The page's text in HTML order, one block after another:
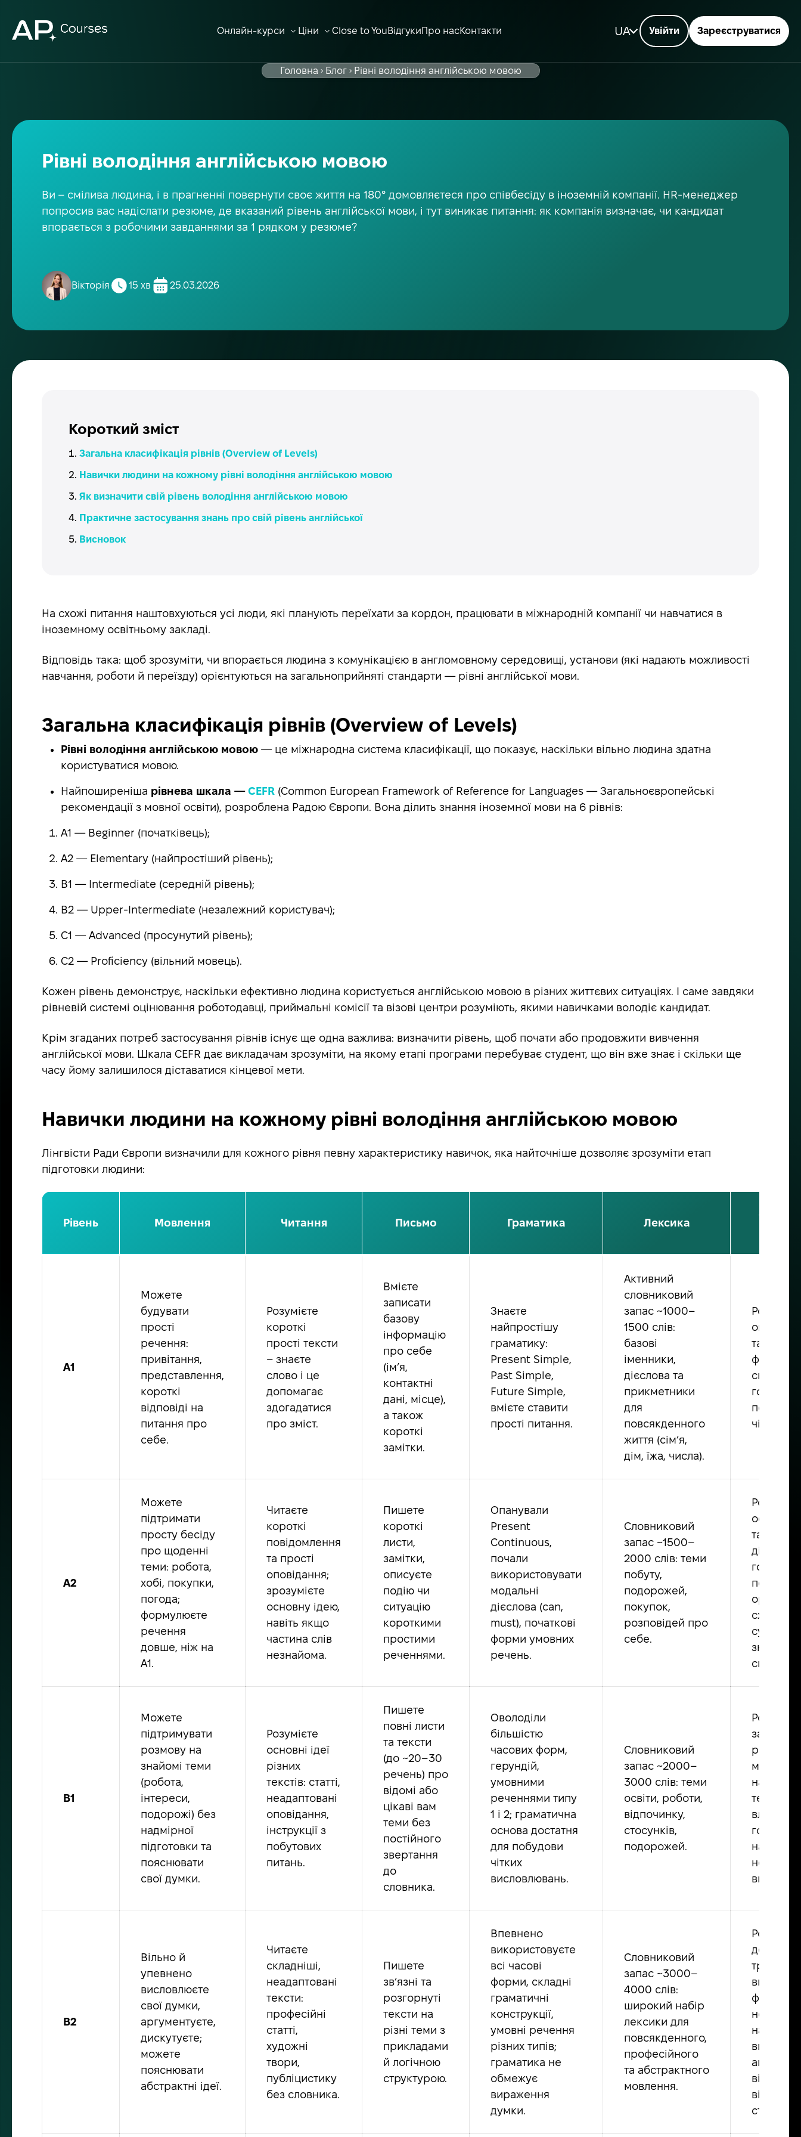
Онлайн-курси ВІДКРИТИ ПІДМЕНЮ
Ціни ВІДКРИТИ ПІДМЕНЮ
Close to YouВідгукиПро насКонтакти UA Увійти Зареєструватися
Головна Блог Рівні володіння англійською мовою
Рівні володіння англійською мовою
Ви – смілива людина, і в прагненні повернути своє життя на 180° домовляєтеся про співбесіду в іноземній компанії. HR-менеджер
попросив вас надіслати резюме, де вказаний рівень англійської мови, і тут виникає питання: як компанія визначає, чи кандидат
впорається з робочими завданнями за 1 рядком у резюме?
Вікторія 15 хв 25.03.2026
Короткий зміст
Загальна класифікація рівнів (Overview of Levels)
Навички людини на кожному рівні володіння англійською мовою
Як визначити свій рівень володіння англійською мовою
Практичне застосування знань про свій рівень англійської
Висновок
На схожі питання наштовхуються усі люди, які планують переїхати за кордон, працювати в міжнародній компанії чи навчатися в
іноземному освітньому закладі.
Відповідь така: щоб зрозуміти, чи впорається людина з комунікацією в англомовному середовищі, установи (які надають можливості
навчання, роботи й переїзду) орієнтуються на загальноприйняті стандарти — рівні англійської мови.
Загальна класифікація рівнів (Overview of Levels)
Рівні володіння англійською мовою — це міжнародна система класифікації, що показує, наскільки вільно людина здатна
користуватися мовою.
Найпоширеніша рівнева шкала — CEFR (Common European Framework of Reference for Languages — Загальноєвропейські
рекомендації з мовної освіти), розроблена Радою Європи. Вона ділить знання іноземної мови на 6 рівнів:
A1 — Beginner (початківець);
A2 — Elementary (найпростіший рівень);
B1 — Intermediate (середній рівень);
B2 — Upper-Intermediate (незалежний користувач);
C1 — Advanced (просунутий рівень);
C2 — Proficiency (вільний мовець).
Кожен рівень демонструє, наскільки ефективно людина користується англійською мовою в різних життєвих ситуаціях. І саме завдяки
рівневій системі оцінювання роботодавці, приймальні комісії та візові центри розуміють, якими навичками володіє кандидат.
Крім згаданих потреб застосування рівнів існує ще одна важлива: визначити рівень, щоб почати або продовжити вивчення
англійської мови. Шкала CEFR дає викладачам зрозуміти, на якому етапі програми перебуває студент, що він вже знає і скільки ще
часу йому залишилося діставатися кінцевої мети.
Навички людини на кожному рівні володіння англійською мовою
Лінгвісти Ради Європи визначили для кожного рівня певну характеристику навичок, яка найточніше дозволяє зрозуміти етап
підготовки людини:
Рівень Мовлення Читання Письмо Граматика Лексика
A1
Можете
будувати
прості
речення:
привітання,
представлення,
короткі
відповіді на
питання про
себе.
Розумієте
короткі
прості тексти
– знаєте
слово і це
допомагає
здогадатися
про зміст.
Вмієте
записати
базову
інформацію
про себе
(ім’я,
контактні
дані, місце),
а також
короткі
замітки.
Знаєте
найпростішу
граматику:
Present Simple,
Past Simple,
Future Simple,
вмієте ставити
прості питання.
Активний
словниковий
запас ~1000–
1500 слів:
базові
іменники,
дієслова та
прикметники
для
повсякденного
життя (сім’я,
дім, їжа, числа).
окремі
та
фрази,
говорить
чітко.
A2
Можете
підтримати
просту бесіду
про щоденні
теми: робота,
хобі, покупки,
погода;
формулюєте
речення
довше, ніж на
A1.
Читаєте
короткі
повідомлення
та прості
оповідання;
зрозумієте
основну ідею,
навіть якщо
частина слів
незнайома.
Пишете
короткі
листи,
замітки,
описуєте
подію чи
ситуацію
короткими
простими
реченнями.
Опанували
Present
Continuous,
почали
використовувати
модальні
дієслова (can,
must), початкові
форми умовних
речень.
Словниковий
запас ~1500–
2000 слів: теми
побуту,
подорожей,
покупок,
розповідей про
себе.
основні
та прості
діалоги,
говорять
повільно;
суть у
B1
Можете
підтримувати
розмову на
знайомі теми
(робота,
інтереси,
подорожі) без
надмірної
підготовки та
пояснювати
свої думки.
Розумієте
основні ідеї
різних
текстів: статті,
неадаптовані
оповідання,
інструкції з
побутових
питань.
Пишете
повні листи
та тексти
(до ~20–30
речень) про
відомі або
цікаві вам
теми без
постійного
звертання
до
словника.
Оволоділи
більшістю
часових форм,
герундій,
умовними
реченнями типу
1 і 2; граматична
основа достатня
для побудови
чітких
висловлювань.
Словниковий
запас ~2000–
3000 слів: теми
освіти, роботи,
відпочинку,
стосунків,
подорожей.
загальну
розмов і
на
теми;
вловити
головну
навіть
вимові.
B2
Вільно й
упевнено
висловлюєте
свої думки,
аргументуєте,
дискутуєте;
можете
пояснювати
абстрактні ідеї.
Читаєте
складніші,
неадаптовані
тексти:
професійні
статті,
художні
твори,
публіцистику
без словника.
Пишете
зв’язні та
розгорнуті
тексти на
різні теми з
прикладами
й логічною
структурою.
Впевнено
використовуєте
всі часові
форми, складні
граматичні
конструкції,
умовні речення
різних типів;
граматика не
обмежує
вираження
думки.
Словниковий
запас ~3000–
4000 слів:
широкий набір
лексики для
повсякденного,
професійного
та абстрактного
мовлення.
деталі у
тривалих
виступах,
фільмах
новинах,
навіть
вимова
акцент
від